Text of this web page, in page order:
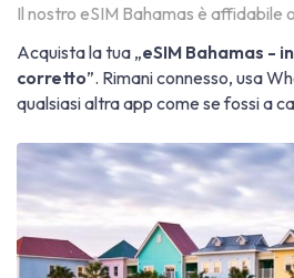
Il nostro eSIM Bahamas è affidabile
Acquista la tua „eSIM Bahamas -
corretto”. Rimani connesso, usa
qualsiasi altra app come se fossi a